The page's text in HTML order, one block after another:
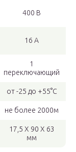
400 В
16 А
1
переключающий
от -25 до +55°С
не более 2000м
17,5 Х 90 Х 63
мм